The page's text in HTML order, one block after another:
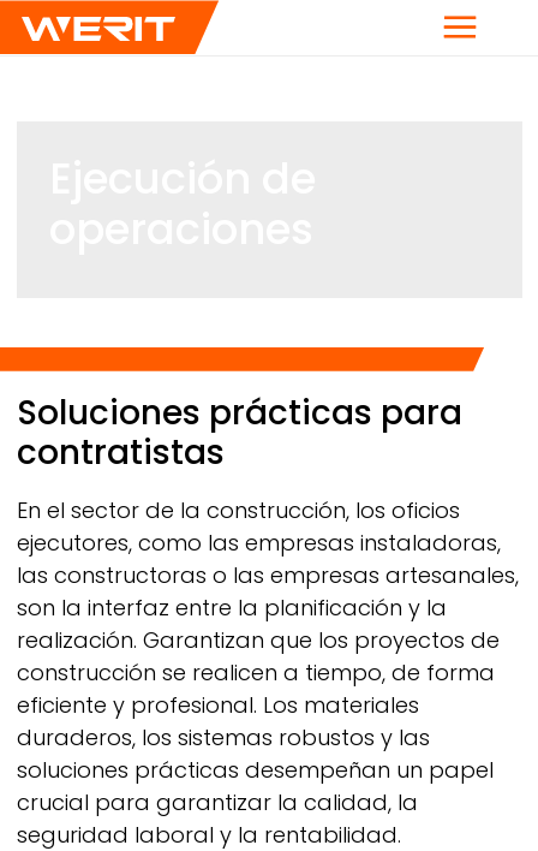
Menú
Breadcrumb
Soluciones prácticas para
contratistas
En el sector de la construcción, los oficios
ejecutores, como las empresas instaladoras,
las constructoras o las empresas artesanales,
son la interfaz entre la planificación y la
realización. Garantizan que los proyectos de
construcción se realicen a tiempo, de forma
eficiente y profesional. Los materiales
duraderos, los sistemas robustos y las
soluciones prácticas desempeñan un papel
crucial para garantizar la calidad, la
seguridad laboral y la rentabilidad.